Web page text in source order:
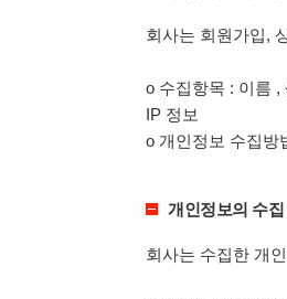
회사는 회원가입,
ο 수집항목 : 이름 ,
IP 정보
ο 개인정보 수집방
개인정보의 수
회사는 수집한 개